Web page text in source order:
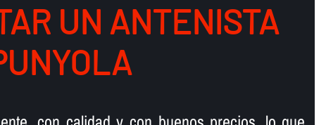
UN ANTENISTA